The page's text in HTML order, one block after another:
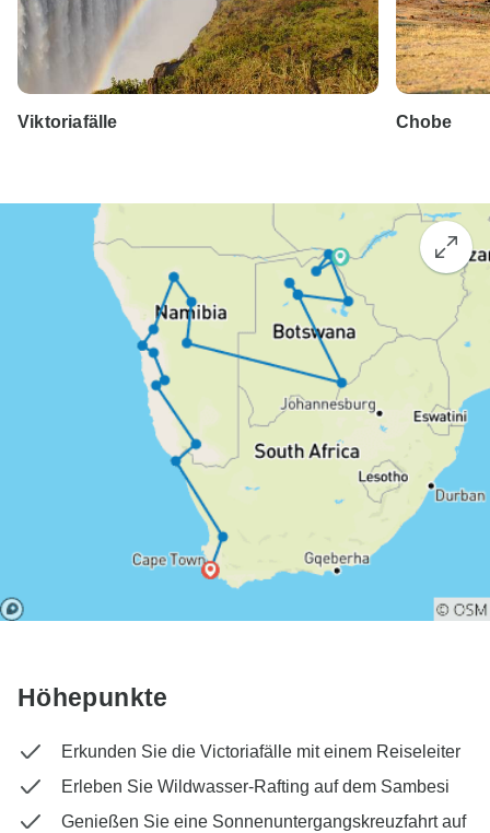
Viktoriafälle Chobe
Höhepunkte
Erkunden Sie die Victoriafälle mit einem Reiseleiter
Erleben Sie Wildwasser-Rafting auf dem Sambesi
Genießen Sie eine Sonnenuntergangskreuzfahrt auf